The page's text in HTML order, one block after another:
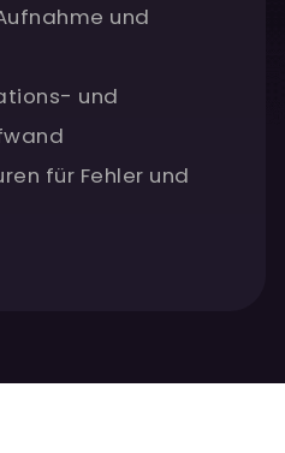
und
und
für Fehler und